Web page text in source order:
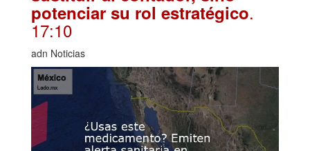
potenciar su rol estratégico.
17:10
adn Noticias